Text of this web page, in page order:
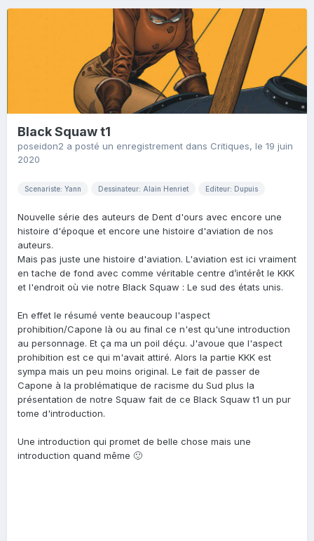
Black Squaw t1
poseidon2 a posté un enregistrement dans Critiques, le 19 juin
2020
Scenariste: Yann Dessinateur: Alain Henriet Editeur: Dupuis
Nouvelle série des auteurs de Dent d'ours avec encore une
histoire d'époque et encore une histoire d'aviation de nos
auteurs.
Mais pas juste une histoire d'aviation. L'aviation est ici vraiment
en tache de fond avec comme véritable centre d’intérêt le KKK
et l'endroit où vie notre Black Squaw : Le sud des états unis.
En effet le résumé vente beaucoup l'aspect
prohibition/Capone là ou au final ce n'est qu'une introduction
au personnage. Et ça ma un poil déçu. J'avoue que l'aspect
prohibition est ce qui m'avait attiré. Alors la partie KKK est
sympa mais un peu moins original. Le fait de passer de
Capone à la problématique de racisme du Sud plus la
présentation de notre Squaw fait de ce Black Squaw t1 un pur
tome d'introduction.
Une introduction qui promet de belle chose mais une
introduction quand même 🙂